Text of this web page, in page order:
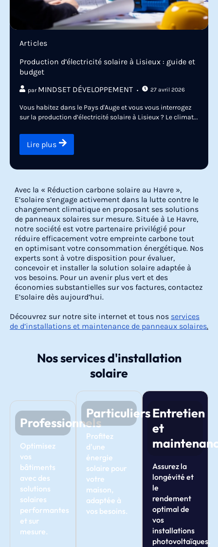
Articles
Production d’électricité solaire à Lisieux : guide et
budget
par MINDSET DÉVELOPPEMENT 27 avril 2026
Vous habitez dans le Pays d'Auge et vous vous interrogez
sur la production d’électricité solaire à Lisieux ? Le climat...
Lire plus
Avec la « Réduction carbone solaire au Havre »,
E’solaire s’engage activement dans la lutte contre le
changement climatique en proposant ses solutions
de panneaux solaires sur mesure. Située à Le Havre,
notre société est votre partenaire privilégié pour
réduire efficacement votre empreinte carbone tout
en optimisant votre consommation énergétique. Nos
experts sont à votre disposition pour évaluer,
concevoir et installer la solution solaire adaptée à
vos besoins. Pour un avenir plus vert et des
économies substantielles sur vos factures, contactez
E’solaire dès aujourd’hui.
Découvrez sur notre site internet et tous nos services
de d’installations et maintenance de panneaux solaires.
Nos services d'installation
solaire
Professionnels
Optimisez
vos
bâtiments
avec des
solutions
solaires
performantes
et sur
mesure.
Particuliers
Profitez
d'une
énergie
solaire pour
votre
maison,
adaptée à
vos besoins.
Entretien
et
Assurez la
longévité et
le
rendement
optimal de
vos
installations
photovoltaïques.